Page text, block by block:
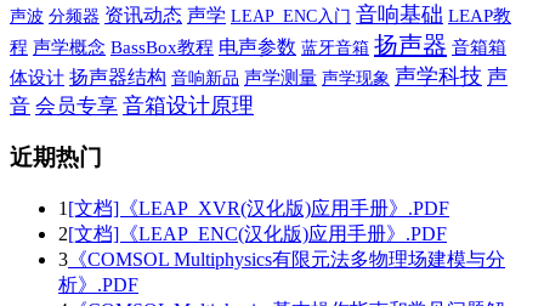
声波 分频器 资讯动态 声学 LEAP_ENC入门 音响基础 LEAP教
程 声学概念 BassBox教程 电声参数 蓝牙音箱 扬声器 音箱箱
体设计 扬声器结构 音响新品 声学测量 声学现象 声学科技 声
音 会员专享 音箱设计原理
近期热门
1 [文档]《LEAP_XVR(汉化版)应用手册》.PDF
2[文档]《LEAP_ENC(汉化版)应用手册》.PDF
3 《COMSOL Multiphysics有限元法多物理场建模与分
析》.PDF